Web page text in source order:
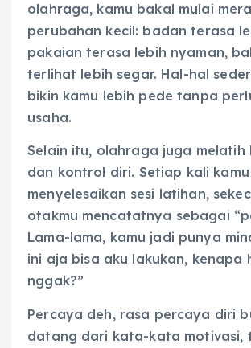
olahraga, kamu bakal mulai
perubahan kecil: badan terasa
pakaian terasa lebih nyaman,
terlihat lebih segar. Hal-hal
bikin kamu lebih pede tanpa
usaha.
Selain itu, olahraga juga melatih
dan kontrol diri. Setiap kali
menyelesaikan sesi latihan,
otakmu mencatatnya sebagai
Lama-lama, kamu jadi punya
ini aja bisa aku lakukan, kenapa
nggak?”
Percaya deh, rasa percaya diri
datang dari kata-kata motivasi,